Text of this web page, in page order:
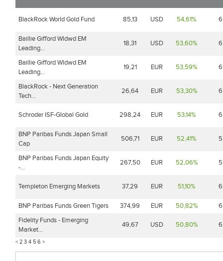
BlackRock World Gold Fund 85,13 USD 54,61% 6
Baillie Gifford Wldwd EM
Leading...
18,31 USD 53,60% 6
Baillie Gifford Wldwd EM
Leading...
19,21 EUR 53,59% 6
BlackRock - Next Generation
Tech...
26,64 EUR 53,30% 6
Schroder ISF-Global Gold 298,24 EUR 53,14% 6
BNP Paribas Funds Japan Small
Cap
506,71 EUR 52,41% 5
BNP Paribas Funds Japan Equity
-...
267,50 EUR 52,06% 5
Templeton Emerging Markets 37,29 EUR 51,10% 6
BNP Paribas Funds Green Tigers 374,99 EUR 50,82%
6
Fidelity Funds - Emerging
Market...
49,67 USD 50,80% 6
< 2 3 4 5 6 >